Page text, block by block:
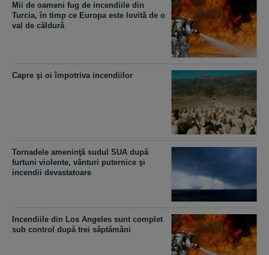
Mii de oameni fug de incendiile din
Turcia, în timp ce Europa este lovită de o
val de căldură
Capre şi oi împotriva incendiilor
Tornadele ameninţă sudul SUA după
furtuni violente, vânturi puternice şi
incendii devastatoare
Incendiile din Los Angeles sunt complet
sub control după trei săptămâni